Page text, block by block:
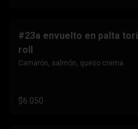
#23a envuelto en palta tori
roll
Camarón, salmón, queso crema.
$6.050